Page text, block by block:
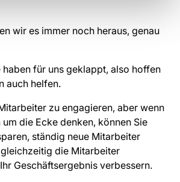
wir es immer noch heraus, genau
haben für uns geklappt, also hoffen
auch helfen.
zu engagieren, aber wenn
die Ecke denken, können Sie
ständig neue Mitarbeiter
die Mitarbeiter
Geschäftsergebnis verbessern.